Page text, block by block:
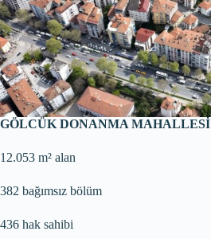
GÖLCÜK DONANMA MAHALLESİ
12.053 m² alan
382 bağımsız bölüm
436 hak sahibi